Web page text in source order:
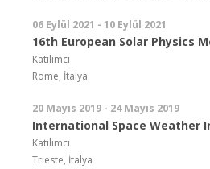
06 Eylül 2021 - 10 Eylül 2021
16th European Solar Physics
Katılımcı
Rome, İtalya
20 Mayıs 2019 - 24 Mayıs 2019
International Space Weather
Katılımcı
Trieste, İtalya